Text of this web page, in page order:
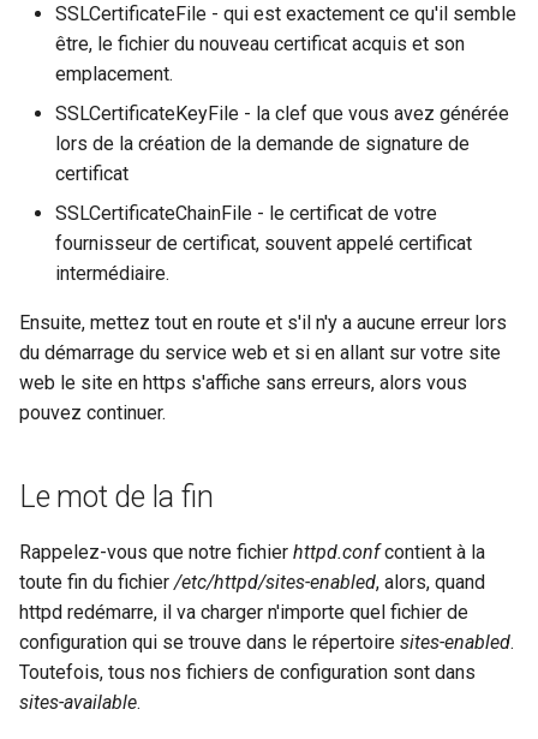
SSLCertificateFile - qui est exactement ce qu'il semble
être, le fichier du nouveau certificat acquis et son
emplacement.
SSLCertificateKeyFile - la clef que vous avez générée
lors de la création de la demande de signature de
certificat
SSLCertificateChainFile - le certificat de votre
fournisseur de certificat, souvent appelé certificat
intermédiaire.
Ensuite, mettez tout en route et s'il n'y a aucune erreur lors
du démarrage du service web et si en allant sur votre site
web le site en https s'affiche sans erreurs, alors vous
pouvez continuer.
Le mot de la fin
Rappelez-vous que notre fichier httpd.confcontient à la
toute fin du fichier/etc/httpd/sites-enabled, alors, quand
httpd redémarre, il va charger n'importe quel fichier de
configuration qui se trouve dans le répertoire sites-enabled.
Toutefois, tous nos fichiers de configuration sont dans
sites-available.